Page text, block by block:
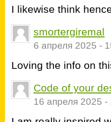
I likewise think
smortergiremal
6 апреля 2025 -
Loving the info on
Code of your
16 апреля 2025 -